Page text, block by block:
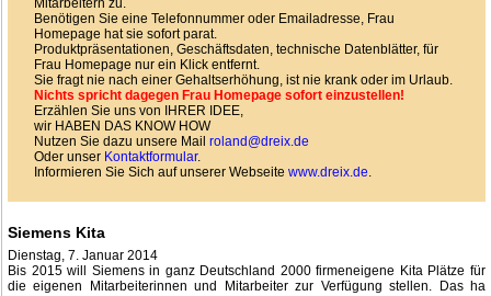
Mitarbeitern zu.
Benötigen Sie eine Telefonnummer oder Emailadresse, Frau
Homepage hat sie sofort parat.
Produktpräsentationen, Geschäftsdaten, technische Datenblätter, für
Frau Homepage nur ein Klick entfernt.
Sie fragt nie nach einer Gehaltserhöhung, ist nie krank oder im Urlaub.
Nichts spricht dagegen Frau Homepage sofort einzustellen!
Erzählen Sie uns von IHRER IDEE,
wir HABEN DAS KNOW HOW
Nutzen Sie dazu unsere Mail roland@dreix.de
Oder unser Kontaktformular.
Informieren Sie Sich auf unserer Webseite www.dreix.de.
Siemens Kita
Dienstag, 7. Januar 2014
Bis 2015 will Siemens in ganz Deutschland 2000 firmeneigene Kita Plätze für
die eigenen Mitarbeiterinnen und Mitarbeiter zur Verfügung stellen. Das ha